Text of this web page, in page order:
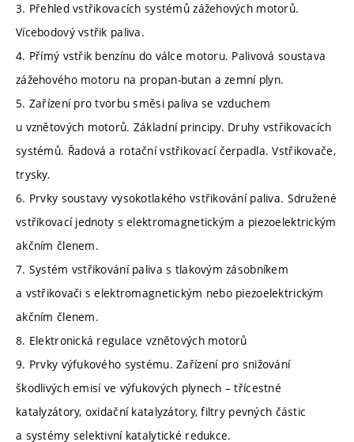
3. Přehled vstřikovacích systémů zážehových motorů.
Vícebodový vstřik paliva.
4. Přímý vstřik benzínu do válce motoru. Palivová soustava
zážehového motoru na propan-butan a zemní plyn.
5. Zařízení pro tvorbu směsi paliva se vzduchem
u vznětových motorů. Základní principy. Druhy vstřikovacích
systémů. Řadová a rotační vstřikovací čerpadla. Vstřikovače,
trysky.
6. Prvky soustavy vysokotlakého vstřikování paliva. Sdružené
vstřikovací jednoty s elektromagnetickým a piezoelektrickým
akčním členem.
7. Systém vstřikování paliva s tlakovým zásobníkem
a vstřikovači s elektromagnetickým nebo piezoelektrickým
akčním členem.
8. Elektronická regulace vznětových motorů
9. Prvky výfukového systému. Zařízení pro snižování
škodlivých emisí ve výfukových plynech – třícestné
katalyzátory, oxidační katalyzátory, filtry pevných částic
a systémy selektivní katalytické redukce.